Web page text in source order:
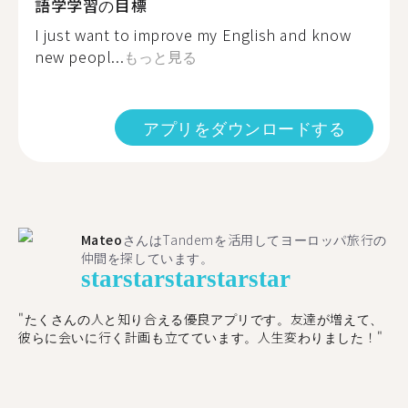
語学学習の目標
I just want to improve my English and know
new peopl...もっと見る
アプリをダウンロードする
Mateo さんはTandemを活用してヨーロッパ旅行の
仲間を探しています。
starstarstarstarstar
"たくさんの人と知り合える優良アプリです。友達が増えて、
彼らに会いに行く計画も立てています。人生変わりました！"